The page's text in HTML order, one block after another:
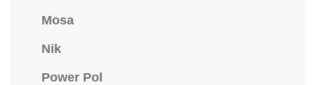
Mosa
Nik
Power Pol